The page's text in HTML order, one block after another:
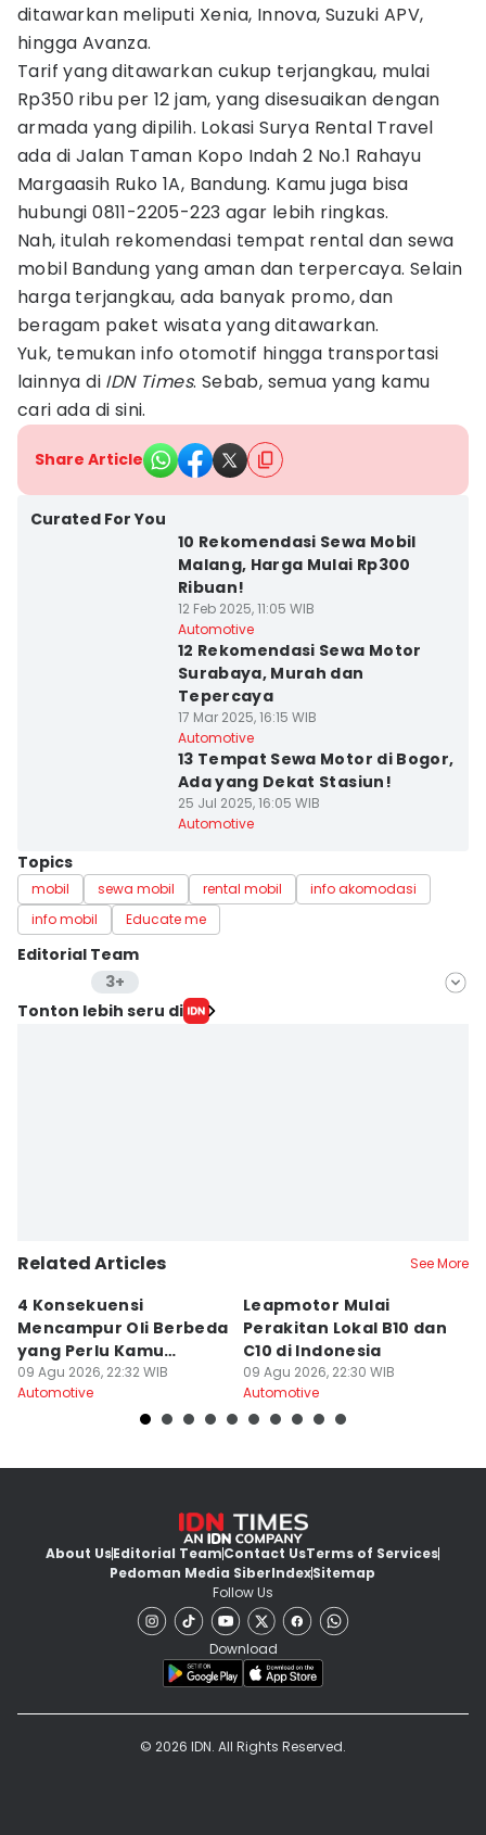
ditawarkan meliputi Xenia, Innova, Suzuki APV,
hingga Avanza.
Tarif yang ditawarkan cukup terjangkau, mulai
Rp350 ribu per 12 jam, yang disesuaikan dengan
armada yang dipilih. Lokasi Surya Rental Travel
ada di Jalan Taman Kopo Indah 2 No.1 Rahayu
Margaasih Ruko 1A, Bandung. Kamu juga bisa
hubungi 0811-2205-223 agar lebih ringkas.
Nah, itulah rekomendasi tempat rental dan sewa
mobil Bandung yang aman dan terpercaya. Selain
harga terjangkau, ada banyak promo, dan
beragam paket wisata yang ditawarkan.
Yuk, temukan info otomotif hingga transportasi
lainnya di IDN Times. Sebab, semua yang kamu
cari ada di sini.
Share Article
Curated For You
10 Rekomendasi Sewa Mobil
Malang, Harga Mulai Rp300
Ribuan!
12 Feb 2025, 11:05 WIB
Automotive
12 Rekomendasi Sewa Motor
Surabaya, Murah dan
Tepercaya
17 Mar 2025, 16:15 WIB
Automotive
13 Tempat Sewa Motor di Bogor,
Ada yang Dekat Stasiun!
25 Jul 2025, 16:05 WIB
Automotive
Topics
mobil sewa mobil rental mobil
info akomodasi
info mobil
Educate me
Editorial Team
3+
Editor
Tonton lebih seru di
Related Articles See More
4 Konsekuensi
Mencampur Oli Berbeda
yang Perlu Kamu
Hindari
09 Agu 2026, 22:32 WIB
Automotive
Leapmotor Mulai
Perakitan Lokal B10 dan
C10 di Indonesia
09 Agu 2026, 22:30 WIB
Automotive
About UsEditorial TeamContact UsTerms of Services
Pedoman Media SiberIndexSitemap
Follow Us
Download
© 2026 IDN. All Rights Reserved.